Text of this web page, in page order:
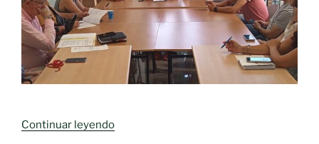
la
autonomía
personal
Castilla-
Continuar leyendo«El